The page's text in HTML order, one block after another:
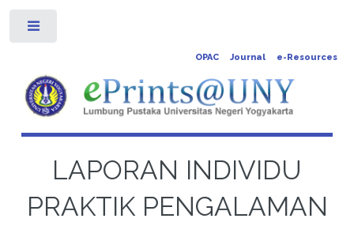
OPAC Journal e-Resources
LAPORAN INDIVIDU
PRAKTIK PENGALAMAN